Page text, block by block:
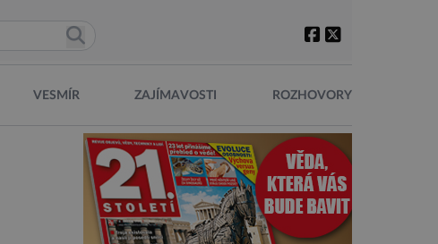
VESMÍR ZAJÍMAVOSTI ROZHOVORY